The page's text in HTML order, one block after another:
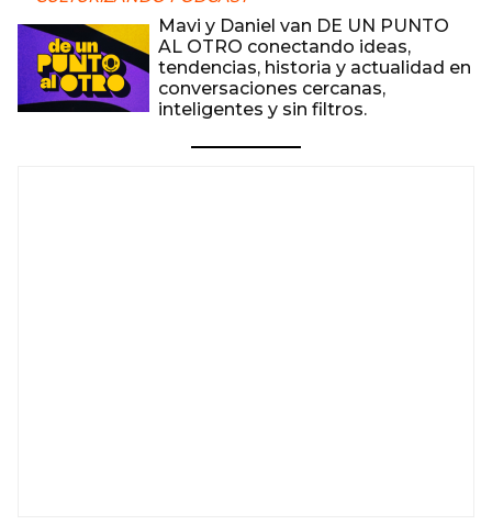
Mavi y Daniel van DE UN PUNTO
AL OTRO conectando ideas,
tendencias, historia y actualidad en
conversaciones cercanas,
inteligentes y sin filtros.